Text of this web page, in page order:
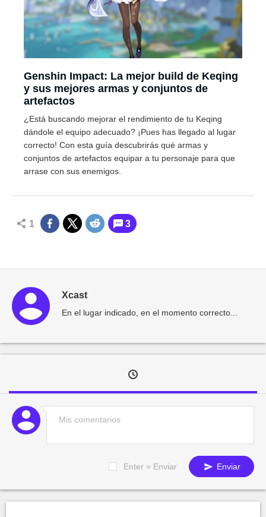
Genshin Impact: La mejor build de Keqing
y sus mejores armas y conjuntos de
artefactos
¿Está buscando mejorar el rendimiento de tu Keqing
dándole el equipo adecuado? ¡Pues has llegado al lugar
correcto! Con esta guía descubrirás qué armas y
conjuntos de artefactos equipar a tu personaje para que
arrase con sus enemigos.
1 3
Xcast
En el lugar indicado, en el momento correcto...
Enter = Enviar Enviar